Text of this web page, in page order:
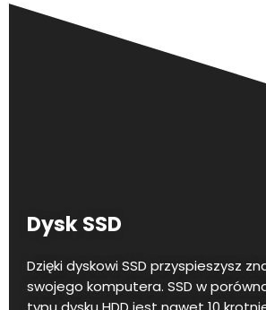
Dysk SSD
Dzięki dyskowi SSD przyspieszysz
swojego komputera. SSD w